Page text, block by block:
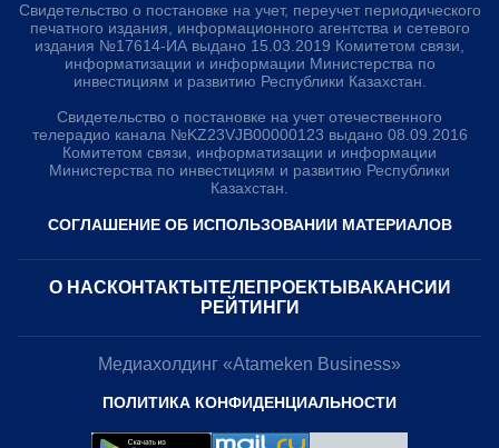
Свидетельство о постановке на учет, переучет периодического
печатного издания, информационного агентства и сетевого
издания №17614-ИА выдано 15.03.2019 Комитетом связи,
информатизации и информации Министерства по
инвестициям и развитию Республики Казахстан.
Свидетельство о постановке на учет отечественного
телерадио канала №KZ23VJB00000123 выдано 08.09.2016
Комитетом связи, информатизации и информации
Министерства по инвестициям и развитию Республики
Казахстан.
СОГЛАШЕНИЕ ОБ ИСПОЛЬЗОВАНИИ МАТЕРИАЛОВ
О НАС КОНТАКТЫ ТЕЛЕПРОЕКТЫ ВАКАНСИИ
РЕЙТИНГИ
Медиахолдинг «Atameken Business»
ПОЛИТИКА КОНФИДЕНЦИАЛЬНОСТИ